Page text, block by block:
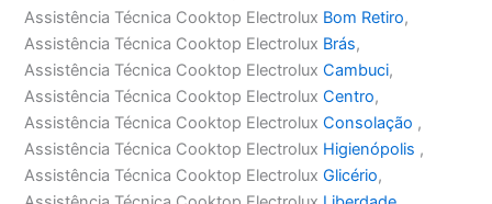
Assistência Técnica Cooktop Electrolux Bom Retiro,
Assistência Técnica Cooktop Electrolux Brás,
Assistência Técnica Cooktop ElectroluxCambuci,
Assistência Técnica Cooktop ElectroluxCentro,
Assistência Técnica Cooktop ElectroluxConsolação ,
Assistência Técnica Cooktop Electrolux Higienópolis ,
Assistência Técnica Cooktop ElectroluxGlicério,